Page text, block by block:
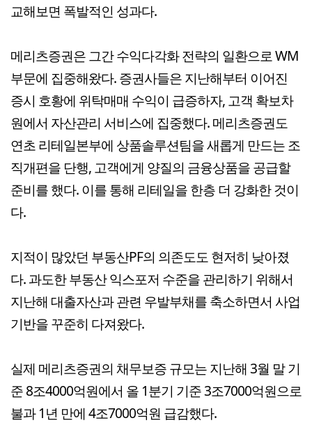
교해보면 폭발적인 성과다.
메리츠증권은 그간 수익다각화 전략의 일환으로 WM
부문에 집중해왔다. 증권사들은 지난해부터 이어진
증시 호황에 위탁매매 수익이 급증하자, 고객 확보차
원에서 자산관리 서비스에 집중했다. 메리츠증권도
연초 리테일본부에 상품솔루션팀을 새롭게 만드는 조
직개편을 단행, 고객에게 양질의 금융상품을 공급할
준비를 했다. 이를 통해 리테일을 한층 더 강화한 것이
다.
지적이 많았던 부동산PF의 의존도도 현저히 낮아졌
다. 과도한 부동산 익스포저 수준을 관리하기 위해서
지난해 대출자산과 관련 우발부채를 축소하면서 사업
기반을 꾸준히 다져왔다.
실제 메리츠증권의 채무보증 규모는 지난해 3월 말 기
준 8조4000억원에서 올 1분기 기준 3조7000억원으로
불과 1년 만에 4조7000억원 급감했다.